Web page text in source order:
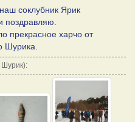
соклубник Ярик
поздравляю.
прекрасное харчо от
Шурика.